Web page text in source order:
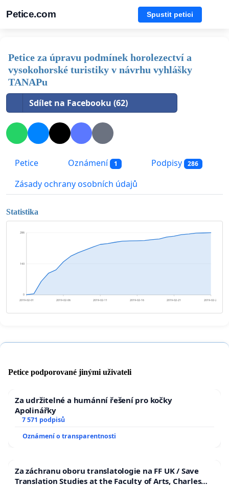
Petice.com Spustit petici
Petice za úpravu podmínek horolezectví a
vysokohorské turistiky v návrhu vyhlášky
TANAPu
Sdílet na Facebooku (62)
Petice Oznámení 1 Podpisy 286
Zásady ochrany osobních údajů
Statistika
0
143
286
2019-02-01 2019-02-06 2019-02-11 2019-02-16 2019-02-21 2019-02-26
Petice podporované jinými uživateli
Za udržitelné a humánní řešení pro kočky
Apolinářky
7 571 podpisů
Oznámení o transparentnosti
Za záchranu oboru translatologie na FF UK / Save
Translation Studies at the Faculty of Arts, Charles